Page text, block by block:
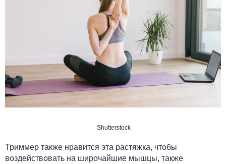
Shutterstock
Триммер также нравится эта растяжка, чтобы
воздействовать на широчайшие мышцы, также